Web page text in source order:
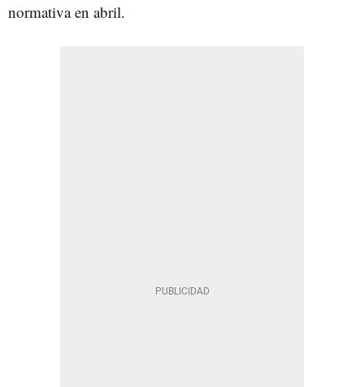
normativa en abril.